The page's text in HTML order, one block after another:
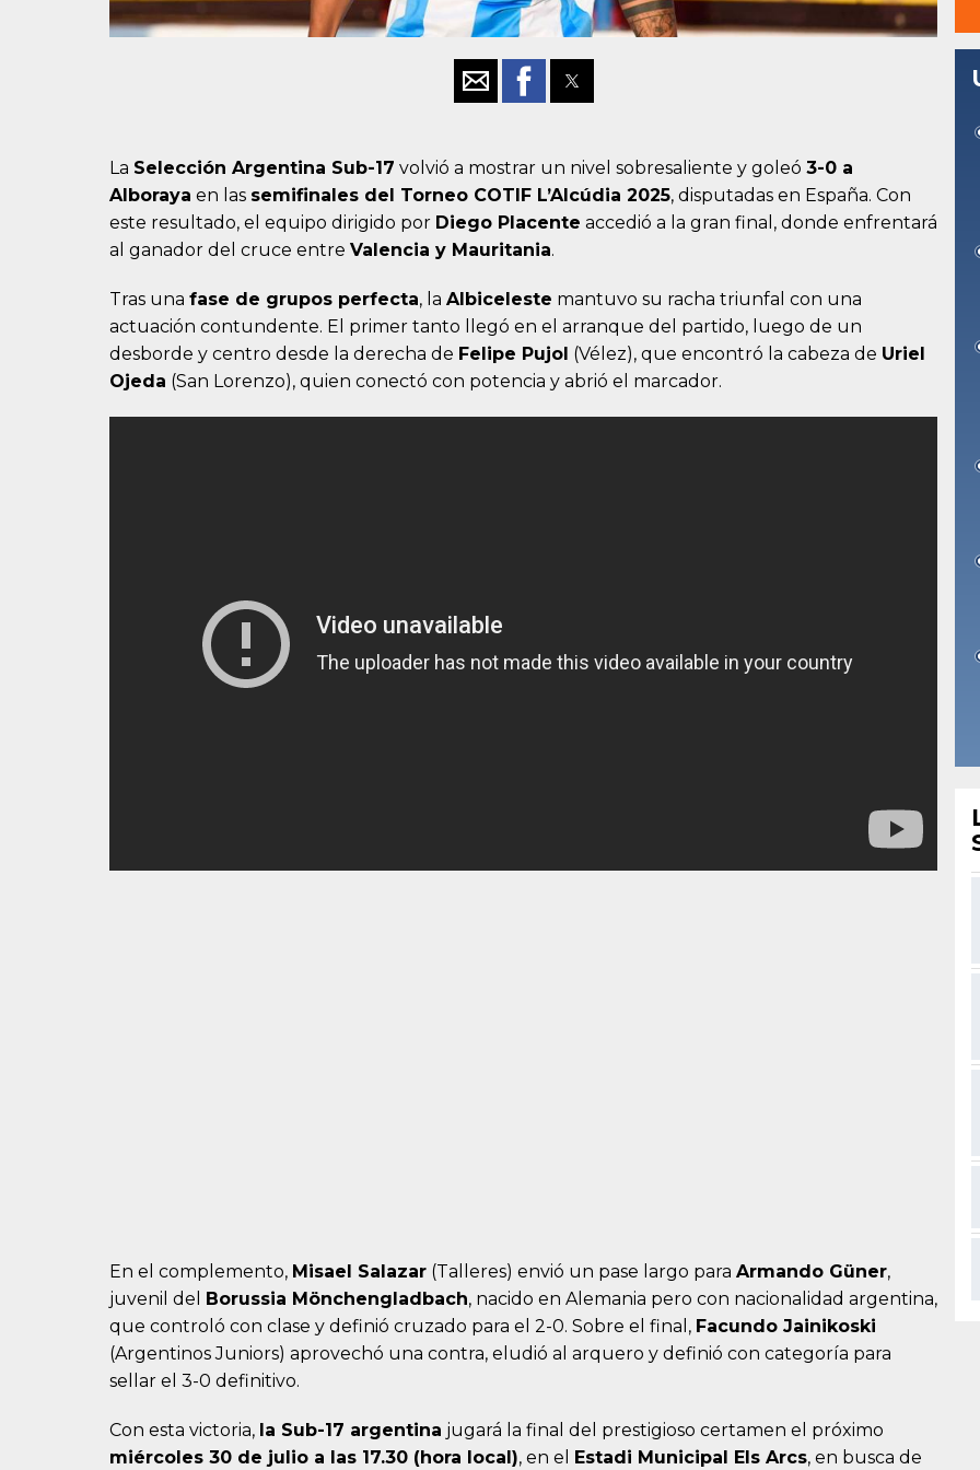
La Selección Argentina Sub-17 volvió a mostrar un nivel sobresaliente y goleó 3-0 a
Alboraya en las semifinales del Torneo COTIF L’Alcúdia 2025, disputadas en España. Con
este resultado, el equipo dirigido por Diego Placente accedió a la gran final, donde enfrentará
al ganador del cruce entre Valencia y Mauritania.
Tras una fase de grupos perfecta, la Albiceleste mantuvo su racha triunfal con una
actuación contundente. El primer tanto llegó en el arranque del partido, luego de un
desborde y centro desde la derecha de Felipe Pujol (Vélez), que encontró la cabeza de Uriel
Ojeda (San Lorenzo), quien conectó con potencia y abrió el marcador.
En el complemento, Misael Salazar (Talleres) envió un pase largo para Armando Güner,
juvenil del
Borussia Mönchengladbach, nacido en Alemania pero con nacionalidad argentina,
que controló con clase y definió cruzado para el 2-0. Sobre el final, Facundo Jainikoski
(Argentinos Juniors) aprovechó una contra, eludió al arquero y definió con categoría para
sellar el 3-0 definitivo.
Con esta victoria, la Sub-17 argentina jugará la final del prestigioso certamen el próximo
miércoles 30 de julio a las 17.30 (hora local), en el Estadi Municipal Els Arcs, en busca de